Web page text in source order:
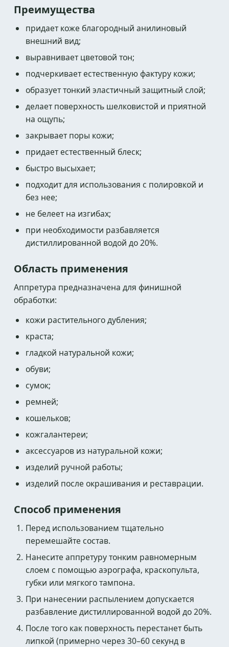
Преимущества
придает коже благородный анилиновый
внешний вид;
выравнивает цветовой тон;
подчеркивает естественную фактуру кожи;
образует тонкий эластичный защитный слой;
делает поверхность шелковистой и приятной
на ощупь;
закрывает поры кожи;
придает естественный блеск;
быстро высыхает;
подходит для использования с полировкой и
без нее;
не белеет на изгибах;
при необходимости разбавляется
дистиллированной водой до 20%.
Область применения
Аппретура предназначена для финишной
обработки:
кожи растительного дубления;
краста;
гладкой натуральной кожи;
обуви;
сумок;
ремней;
кошельков;
кожгалантереи;
аксессуаров из натуральной кожи;
изделий ручной работы;
изделий после окрашивания и реставрации.
Способ применения
Перед использованием тщательно
перемешайте состав.
Нанесите аппретуру тонким равномерным
слоем с помощью аэрографа, краскопульта,
губки или мягкого тампона.
При нанесении распылением допускается
разбавление дистиллированной водой до 20%.
После того как поверхность перестанет быть
липкой (примерно через 30–60 секунд в